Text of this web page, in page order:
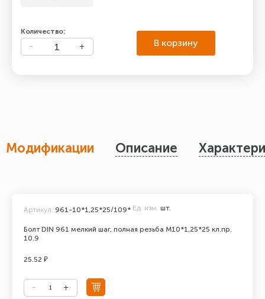
Количество:
В корзину
Модификации Описание
Болт DIN 961 мелкий шаг, полная резьба М10*1,25*25 кл.пр.
10.9
Артикул: 961-10*1,25*25/109* Ед. изм. шт.
25.52 ₽